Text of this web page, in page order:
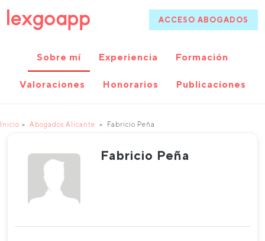
ACCESO ABOGADOS
Sobre mí Experiencia Formación
Valoraciones Honorarios Publicaciones
Inicio Abogados Alicante Fabricio Peña
Fabricio Peña